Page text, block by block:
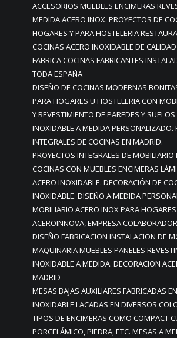
ACCESORIOS MUEBLES ENCIMERAS
MEDIDA ACERO INOX. PROYECTOS DE
HOGARES Y PARA HOSTELERIA
COCINAS ACERO INOXIDABLE DE
FABRICA COCINAS FABRICANTES
TODA ESPAÑA
DISEÑO DE COCINAS MODERNAS
PARA HOGARES U HOSTELERIA CON
Y REVESTIMIENTO DE PAREDES Y
INOXIDABLE A MEDIDA PERSONALIZADO.
INTEGRALES DE COCINAS EN MADRID.
PROYECTOS INTEGRALES DE
COCINAS CON MUEBLES ENCIMERAS
ACERO INOXIDABLE. DECORACIÓN DE
INOXIDABLE. DISEÑO A MEDIDA
MOBILIARIO ACERO INOX PARA
ACEROINNOVA, EMPRESA
DISEÑO FABRICACION INSTALACION DE
MAQUINARIA MUEBLES PANELES
INOXIDABLE A MEDIDA. DECORACION
MADRID
MESAS BAJAS AUXILIARES FABRICADAS
INOXIDABLE LACADAS EN DIVERSOS
TIPOS DE ENCIMERAS COMO COMPACT
PORCELÁMICO, PIEDRA, ETC. MESAS A